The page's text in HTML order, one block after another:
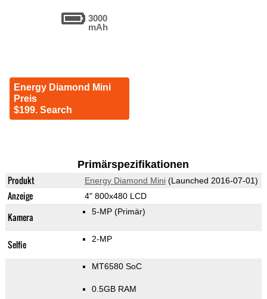
3000
mAh
Energy Diamond Mini
Preis
$199. Search
Primärspezifikationen
Produkt Energy Diamond Mini(Launched 2016-07-01)
Anzeige 4" 800x480 LCD
Kamera 5-MP (Primär)
Selfie 2-MP
MT6580 SoC
0.5GB RAM